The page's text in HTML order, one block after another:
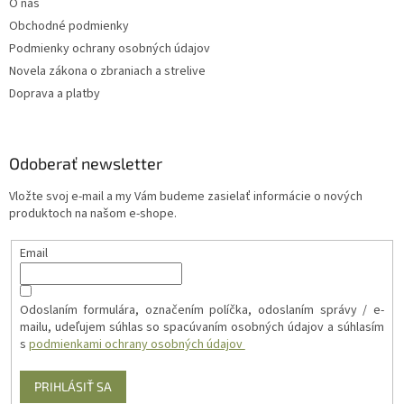
O nás
Obchodné podmienky
Podmienky ochrany osobných údajov
Novela zákona o zbraniach a strelive
Doprava a platby
Odoberať newsletter
Vložte svoj e-mail a my Vám budeme zasielať informácie o nových
produktoch na našom e-shope.
Email
Odoslaním formulára, označením políčka, odoslaním správy / e-
mailu, udeľujem súhlas so spacúvaním osobných údajov a súhlasím
s podmienkami ochrany osobných údajov
PRIHLÁSIŤ SA